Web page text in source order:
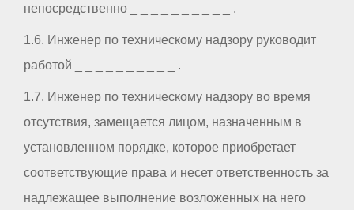
непосредственно _ _ _ _ _ _ _ _ _ _ .
1.6. Инженер по техническому надзору руководит
работой _ _ _ _ _ _ _ _ _ _ .
1.7. Инженер по техническому надзору во время
отсутствия, замещается лицом, назначенным в
установленном порядке, которое приобретает
соответствующие права и несет ответственность за
надлежащее выполнение возложенных на него